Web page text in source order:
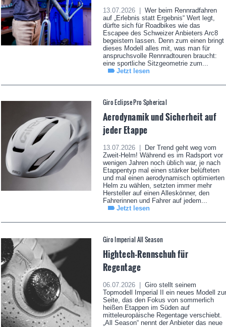
13.07.2026 |
Wer beim Rennradfahren
auf „Erlebnis statt Ergebnis“ Wert legt,
dürfte sich für Roadbikes wie das
Escapee des Schweizer Anbieters Arc8
begeistern lassen. Denn zum einen bringt
dieses Modell alles mit, was man für
anspruchsvolle Rennradtouren braucht:
eine sportliche Sitzgeometrie zum...
Jetzt lesen
Giro Eclipse Pro Spherical
Aerodynamik und Sicherheit auf
jeder Etappe
13.07.2026 |
Der Trend geht weg vom
Zweit-Helm! Während es im Radsport vor
wenigen Jahren noch üblich war, je nach
Etappentyp mal einen stärker belüfteten
und mal einen aerodynamisch optimierten
Helm zu wählen, setzten immer mehr
Hersteller auf einen Alleskönner, den
Fahrerinnen und Fahrer auf jedem...
Jetzt lesen
Giro Imperial All Season
Hightech-Rennschuh für
Regentage
06.07.2026 |
Giro stellt seinem
Topmodell Imperial II ein neues Modell zur
Seite, das den Fokus von sommerlich
heißen Etappen im Süden auf
mitteleuropäische Regentage verschiebt.
„All Season“ nennt der Anbieter das neue